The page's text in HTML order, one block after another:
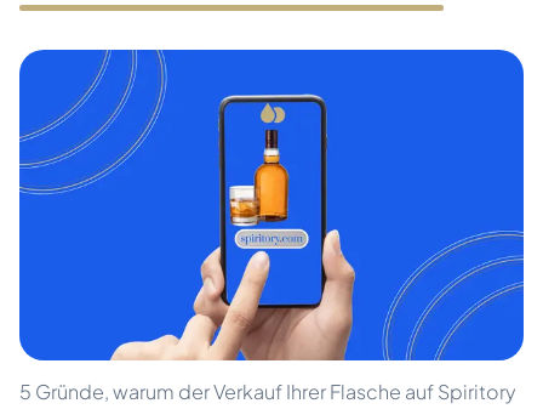
5 Gründe, warum der Verkauf Ihrer Flasche auf Spiritory